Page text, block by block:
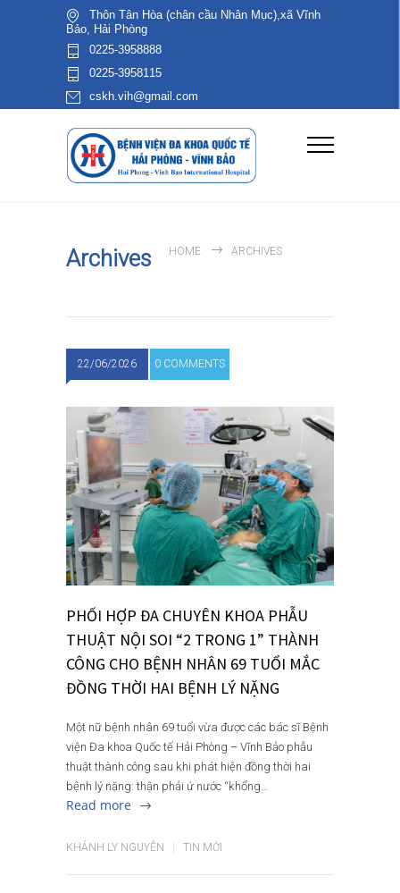
Thôn Tân Hòa (chân cầu Nhân Mục),xã Vĩnh
Bảo, Hải Phòng
0225-3958888
0225-3958115
cskh.vih@gmail.com
Archives HOME ARCHIVES
22/06/2026 0 COMMENTS
PHỐI HỢP ĐA CHUYÊN KHOA PHẪU
THUẬT NỘI SOI “2 TRONG 1” THÀNH
CÔNG CHO BỆNH NHÂN 69 TUỔI MẮC
ĐỒNG THỜI HAI BỆNH LÝ NẶNG
Một nữ bệnh nhân 69 tuổi vừa được các bác sĩ Bệnh
viện Đa khoa Quốc tế Hải Phòng – Vĩnh Bảo phẫu
thuật thành công sau khi phát hiện đồng thời hai
bệnh lý nặng: thận phải ứ nước “khổng…
Read more
KHÁNH LY NGUYỄN TIN MỚI